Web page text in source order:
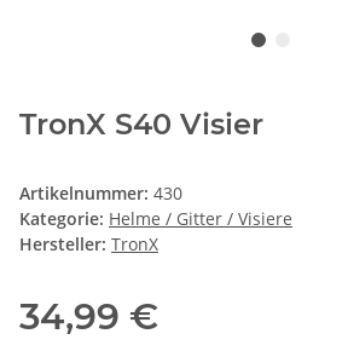
TronX S40 Visier
Artikelnummer: 430
Kategorie: Helme / Gitter / Visiere
Hersteller: TronX
34,99 €